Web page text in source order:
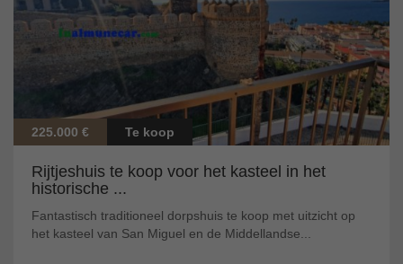
225.000 € Te koop
Rijtjeshuis te koop voor het kasteel in het
historische ...
Fantastisch traditioneel dorpshuis te koop met uitzicht op
het kasteel van San Miguel en de Middellandse...